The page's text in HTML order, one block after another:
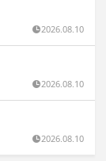
2026.08.10
2026.08.10
2026.08.10